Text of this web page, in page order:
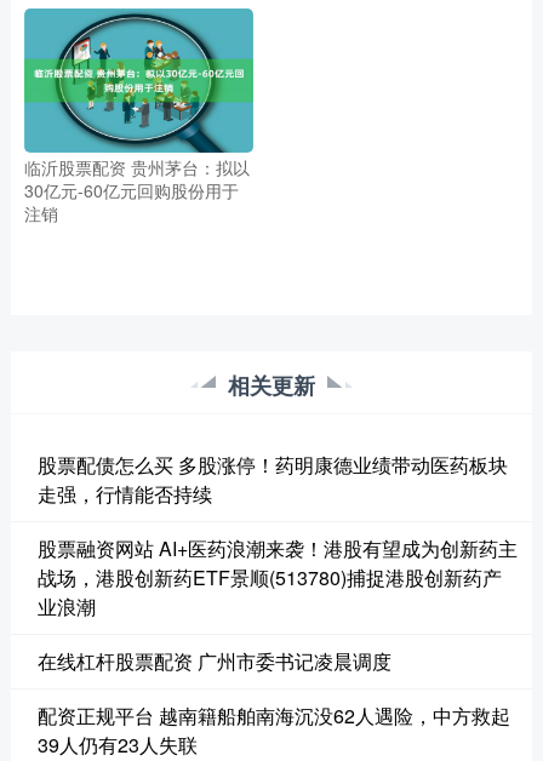
临沂股票配资 贵州茅台：拟以
30亿元-60亿元回购股份用于
注销
相关更新
股票配债怎么买 多股涨停！药明康德业绩带动医药板块
走强，行情能否持续
股票融资网站 AI+医药浪潮来袭！港股有望成为创新药主
战场，港股创新药ETF景顺(513780)捕捉港股创新药产
业浪潮
在线杠杆股票配资 广州市委书记凌晨调度
配资正规平台 越南籍船舶南海沉没62人遇险，中方救起
39人仍有23人失联